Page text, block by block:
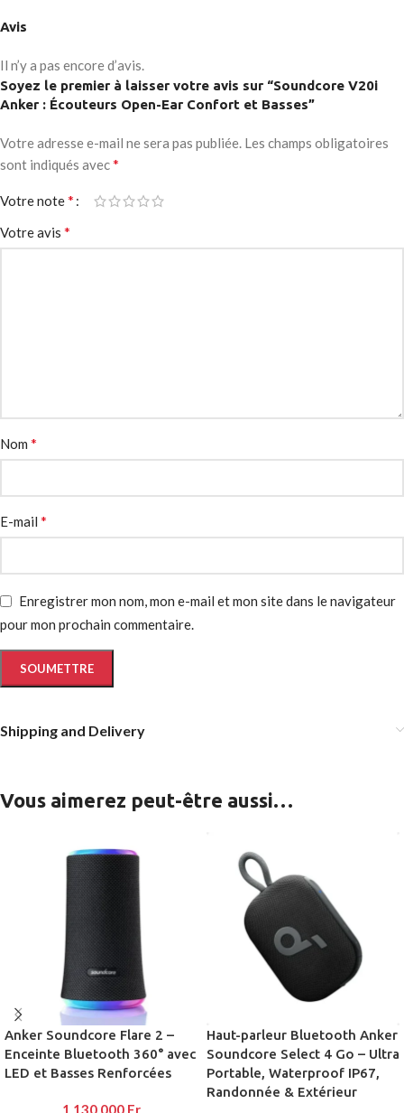
Avis
Il n’y a pas encore d’avis.
Soyez le premier à laisser votre avis sur “Soundcore V20i
Anker : Écouteurs Open-Ear Confort et Basses”
Votre adresse e-mail ne sera pas publiée. Les champs obligatoires
sont indiqués avec*
Votre note*
Votre avis *
Nom *
E-mail *
Enregistrer mon nom, mon e-mail et mon site dans le navigateur
pour mon prochain commentaire.
Shipping and Delivery
Vous aimerez peut-être aussi…
Anker Soundcore Flare 2 –
Enceinte Bluetooth 360° avec
LED et Basses Renforcées
1 130 000 Fr
Haut-parleur Bluetooth Anker
Soundcore Select 4 Go – Ultra
Portable, Waterproof IP67,
Randonnée & Extérieur